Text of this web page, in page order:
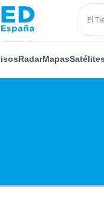
RadarMapasSatélites